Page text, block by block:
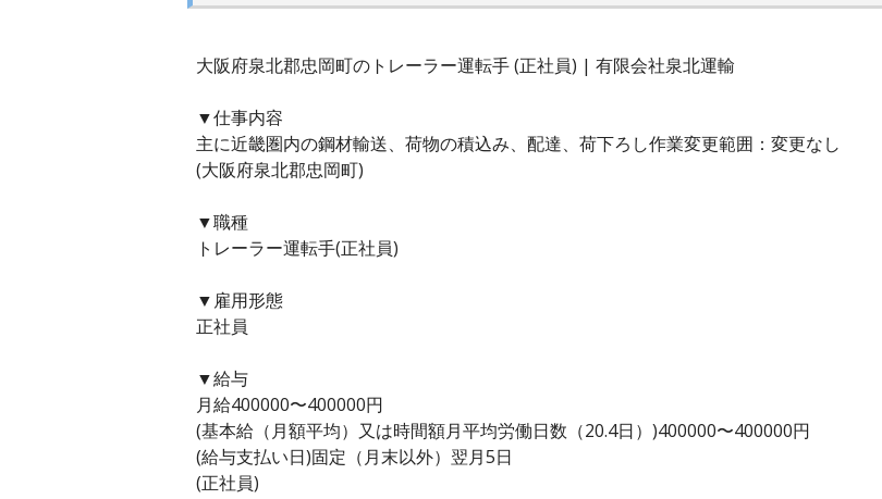
大阪府泉北郡忠岡町のトレーラー運転手 (正社員) | 有限会社泉北運輸
▼仕事内容
主に近畿圏内の鋼材輸送、荷物の積込み、配達、荷下ろし作業変更範囲：変更なし
(大阪府泉北郡忠岡町)
▼職種
トレーラー運転手(正社員)
▼雇用形態
正社員
▼給与
月給400000〜400000円
(基本給（月額平均）又は時間額月平均労働日数（20.4日）)400000〜400000円
(給与支払い日)固定（月末以外）翌月5日
(正社員)